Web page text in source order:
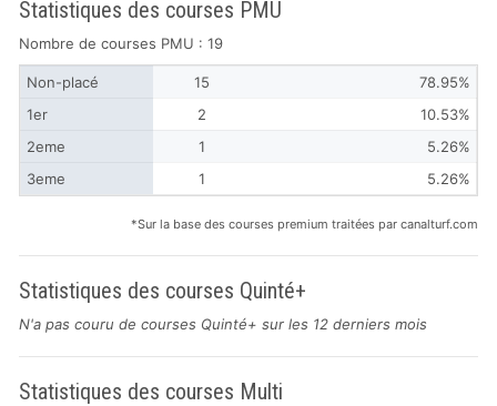
Statistiques des courses PMU
Nombre de courses PMU : 19
Non-placé 15
78.95%
1er
2
10.53%
2eme
1
5.26%
3eme
1 5.26%
*Sur la base des courses premium traitées par canalturf.com
Statistiques des courses Quinté+
N'a pas couru de courses Quinté+ sur les 12 derniers mois
Statistiques des courses Multi